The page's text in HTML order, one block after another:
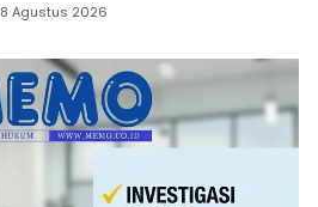
8 Agustus 2026